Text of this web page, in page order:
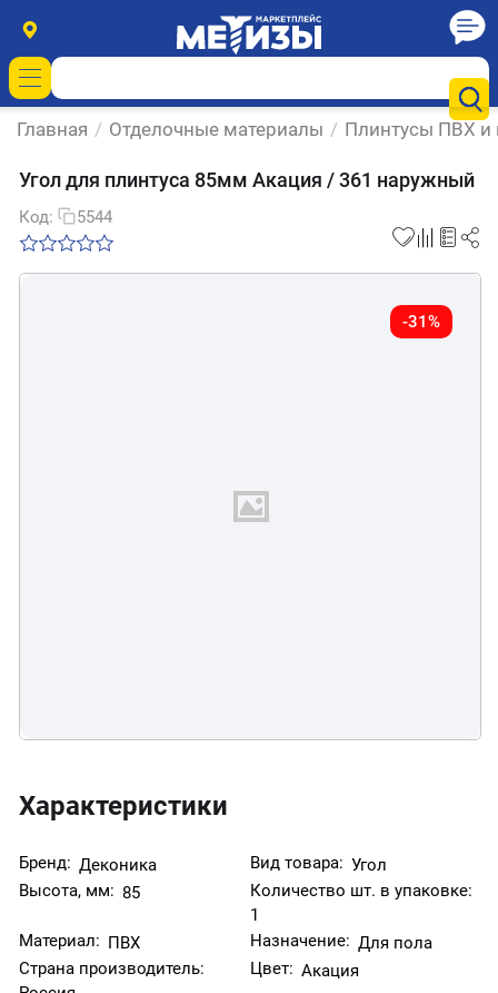
Главная / Отделочные материалы / Плинтусы ПВХ
Угол для плинтуса 85мм Акация / 361 наружный
Код: 5544
-31%
Характеристики
Бренд: Деконика Вид товара: Угол
Высота, мм: 85
Количество шт. в упаковке:
1
Материал: ПВХ Назначение: Для пола
Страна производитель:
Цвет: Акация